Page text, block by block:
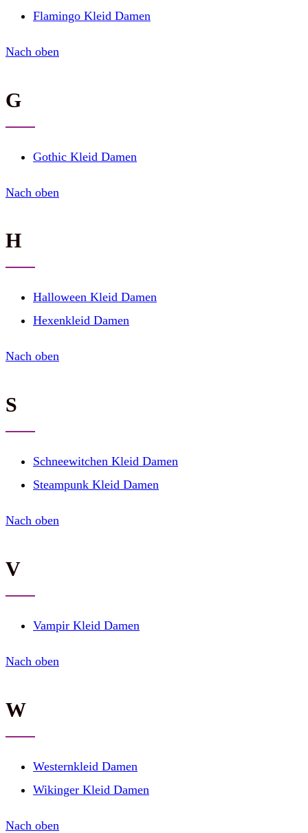
Flamingo Kleid Damen
Nach oben
G
Gothic Kleid Damen
Nach oben
H
Halloween Kleid Damen
Hexenkleid Damen
Nach oben
S
Schneewitchen Kleid Damen
Steampunk Kleid Damen
Nach oben
V
Vampir Kleid Damen
Nach oben
W
Westernkleid Damen
Wikinger Kleid Damen
Nach oben